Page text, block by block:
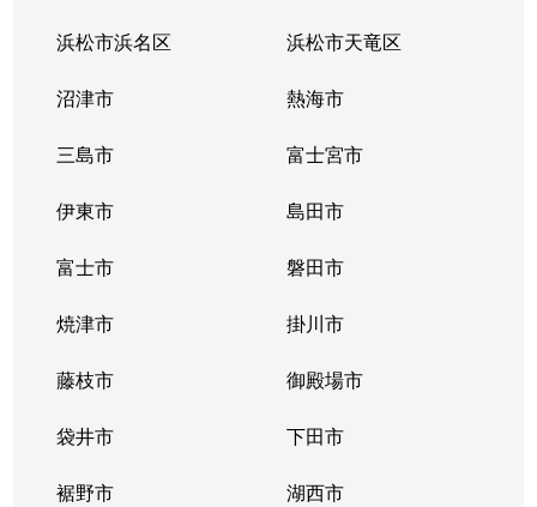
浜松市浜名区 浜松市天竜区
沼津市 熱海市
三島市 富士宮市
伊東市 島田市
富士市 磐田市
焼津市 掛川市
藤枝市 御殿場市
袋井市 下田市
裾野市 湖西市